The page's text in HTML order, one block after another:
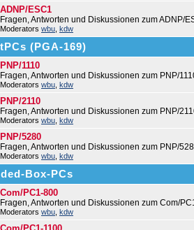
ADNP/ESC1
Fragen, Antworten und Diskussionen zum ADNP/
Moderators wbu kdw
(PGA-169)
PNP/1110
Fragen, Antworten und Diskussionen zum PNP/
Moderators wbu kdw
PNP/2110
Fragen, Antworten und Diskussionen zum PNP/
Moderators wbu kdw
PNP/5280
Fragen, Antworten und Diskussionen zum PNP/
Moderators wbu kdw
Box-PCs
Com/PC1-800
Fragen, Antworten und Diskussionen zum Com/
Moderators wbu kdw